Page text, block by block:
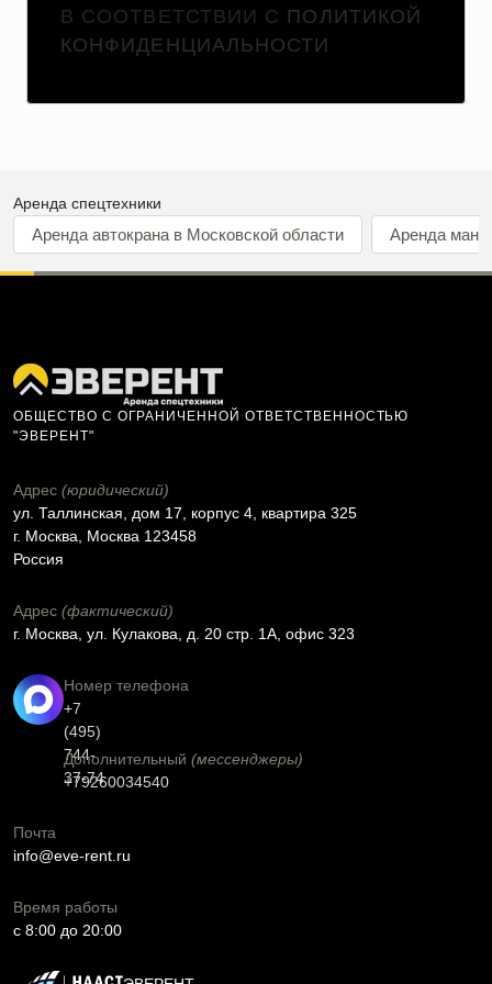
В СООТВЕТСТВИИ С ПОЛИТИКОЙ
КОНФИДЕНЦИАЛЬНОСТИ
Аренда спецтехники
Аренда автокрана в Московской области Аренда
ОБЩЕСТВО С ОГРАНИЧЕННОЙ ОТВЕТСТВЕННОСТЬЮ
"ЭВЕРЕНТ"
Адрес (юридический)
ул. Таллинская, дом 17, корпус 4, квартира 325
г. Москва, Москва 123458
Россия
Адрес (фактический)
г. Москва, ул. Кулакова, д. 20 стр. 1А, офис 323
Номер телефона
+7
(495)
744-
37-74
Дополнительный (мессенджеры)
+79260034540
Почта
info@eve-rent.ru
Время работы
c 8:00 до 20:00